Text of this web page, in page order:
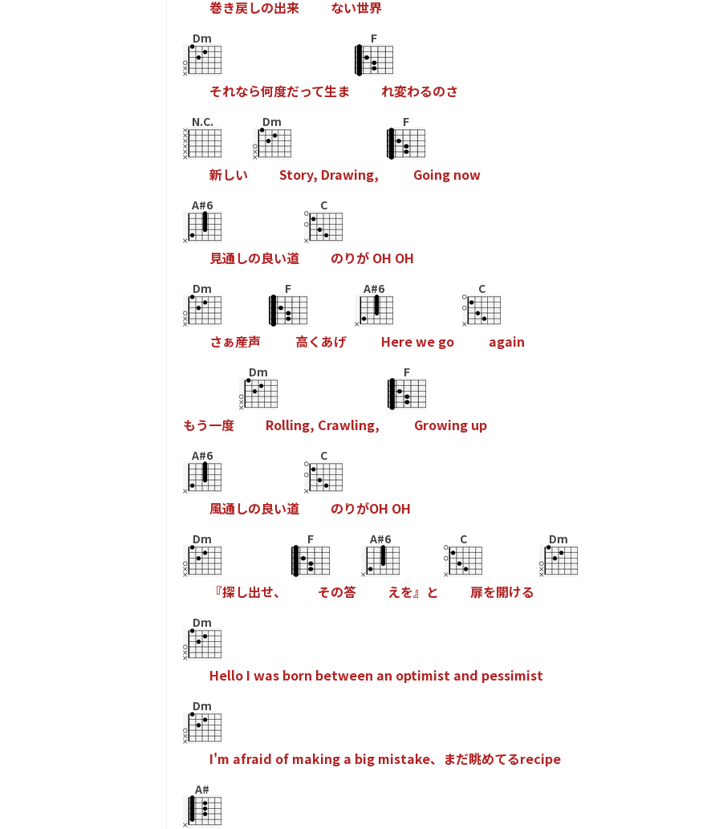
巻き戻しの出来 ない世界
Dm
それなら何度だって生ま
F
れ変わるのさ
N.C.
新しい
Dm
Story, Drawing,
F
Going now
A#6
見通しの良い道
C
のりが OH OH
Dm
さぁ産声
F
高く あげ
A#6
Herewe go
C
again
もう一度
Dm
Rolling, Crawling,
F
Growing up
A#6
風通しの良い道
C
のりがOH OH
Dm
『探し出せ、
F
その答
A#6
えを』 と
C
扉を開ける
Dm
Dm
Hello I was born between an optimist and pessimist
Dm
I'm afraid of making a big mistake、 まだ眺めてるrecipe
A#